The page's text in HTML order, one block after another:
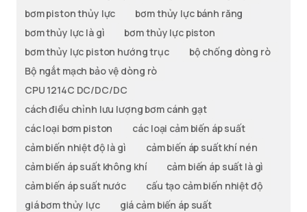
bơm piston thủy lực
bơm thủy lực bánh răng
bơm thủy lực là gì
bơm thủy lực piston
bơm thủy lực piston hướng trục
bộ chống dòng rò
Bộ ngắt mạch bảo vệ dòng rò
CPU 1214C DC/DC/DC
cách điều chỉnh lưu lượng bơm cánh gạt
các loại bơm piston
các loại cảm biến áp suất
cảm biến nhiệt độ là gì
cảm biến áp suất khí nén
cảm biến áp suất không khí
cảm biến áp suất là gì
cảm biến áp suất nước
cấu tạo cảm biến nhiệt độ
giá bơm thủy lực
giá cảm biến áp suất